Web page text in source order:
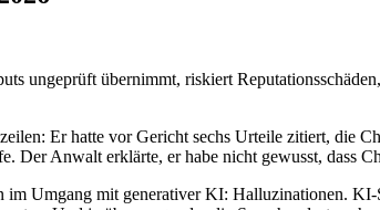
ungeprüft übernimmt, riskiert
Er hatte vor Gericht sechs Urteile zitiert, die
Der Anwalt erklärte, er habe nicht gewusst, dass
Umgang mit generativer KI: Halluzinationen.